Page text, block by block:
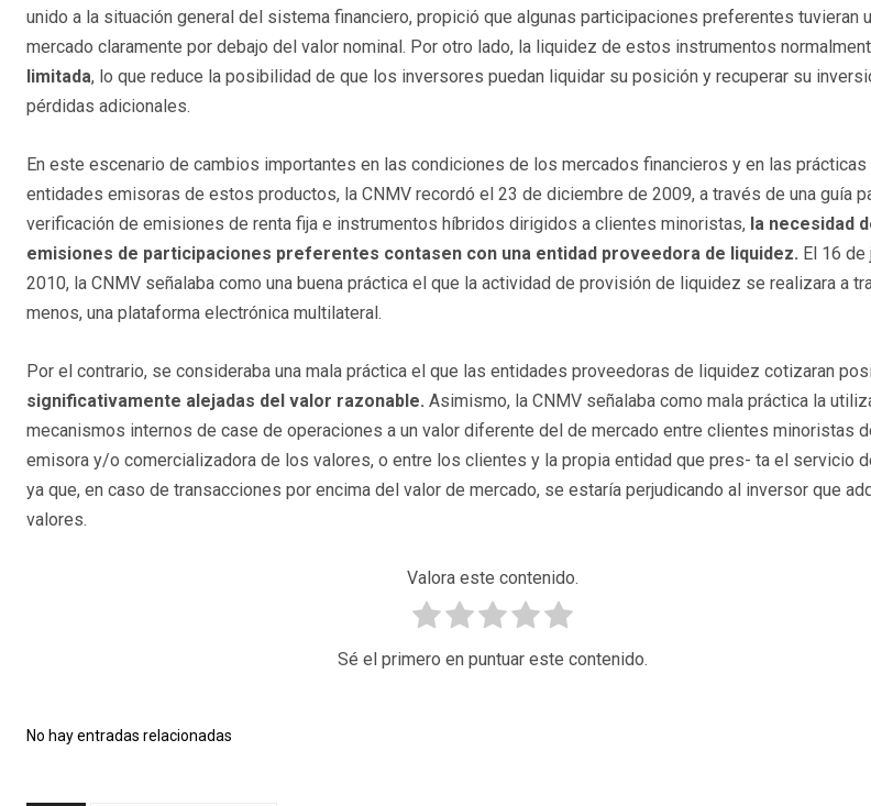
unido a la situación general del sistema financiero, propició que algunas participaciones preferentes tuvieran
mercado claramente por debajo del valor nominal. Por otro lado, la liquidez de estos instrumentos
limitada, lo que reduce la posibilidad de que los inversores puedan liquidar su posición y recuperar su
pérdidas adicionales.
En este escenario de cambios importantes en las condiciones de los mercados financieros y en las prácticas
entidades emisoras de estos productos, la CNMV recordó el 23 de diciembre de 2009, a través de una guía
verificación de emisiones de renta fija e instrumentos híbridos dirigidos a clientes minoristas, la necesidad
emisiones de participaciones preferentes contasen con una entidad proveedora de liquidez. El 16 de
2010, la CNMV señalaba como una buena práctica el que la actividad de provisión de liquidez se realizara a
menos, una plataforma electrónica multilateral.
Por el contrario, se consideraba una mala práctica el que las entidades proveedoras de liquidez cotizaran
significativamente alejadas del valor razonable. Asimismo, la CNMV señalaba como mala práctica la
mecanismos internos de case de operaciones a un valor diferente del de mercado entre clientes minoristas
emisora y/o comercializadora de los valores, o entre los clientes y la propia entidad que pres- ta el servicio
ya que, en caso de transacciones por encima del valor de mercado, se estaría perjudicando al inversor que
valores.
Valora este contenido.
Sé el primero en puntuar este contenido.
No hay entradas relacionadas